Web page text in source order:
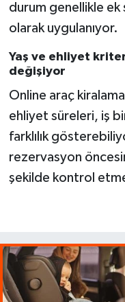
durum genellikle ek
olarak uygulanıyor.
Yaş ve ehliyet
değişiyor
Online araç
ehliyet süreleri, iş
farklılık
rezervasyon
şekilde kontrol